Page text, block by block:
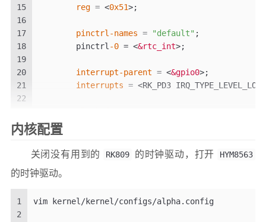
15
16
17
18
19
20
21
22
24
25
reg = <0x51>;
pinctrl-names = "default" ;
        pinctrl
-0 = <&rtc_int>;
interrupt-parent = <&gpio0>;
interrupts = <RK_PD3 IRQ_TYPE_LEVEL_LOW>
};
内核配置
关闭没有用到的 RK809 的时钟驱动，打开
HYM8563
的时钟驱动。
1
2
vim kernel/kernel/configs/alpha.config